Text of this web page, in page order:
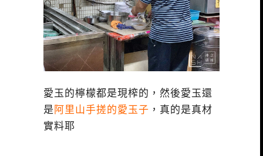
愛玉的檸檬都是現榨的，然後愛玉還
是 阿里山手搓的愛玉子 ，真的是真材
實料耶